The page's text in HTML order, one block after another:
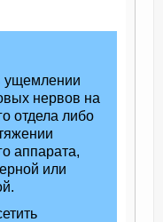
ущемлении
нервов на
отдела либо
аппарата,
или